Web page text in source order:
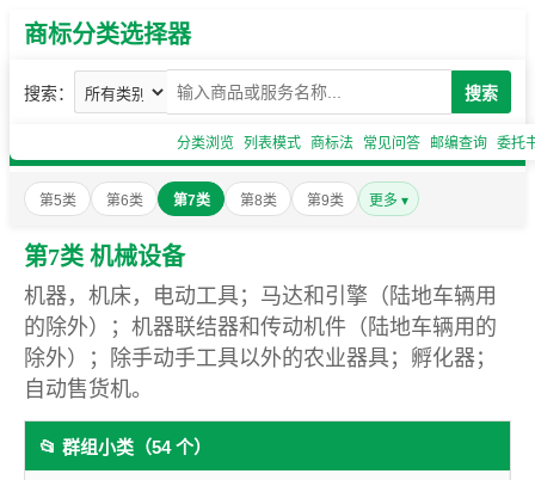
商标分类选择器
搜索： 搜索
分类浏览 列表模式 商标法 常见问答 邮编查询 委托
第5类 第6类 第7类 第8类 第9类 更多 ▾
第7类 机械设备
机器，机床，电动工具；马达和引擎（陆地车辆用
的除外）；机器联结器和传动机件（陆地车辆用的
除外）；除手动手工具以外的农业器具；孵化器；
自动售货机。
📂 群组小类（54 个）